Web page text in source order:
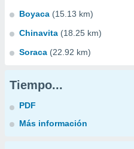
Boyaca (15.13 km)
Chinavita (18.25 km)
Soraca (22.92 km)
Tiempo...
PDF
Más información